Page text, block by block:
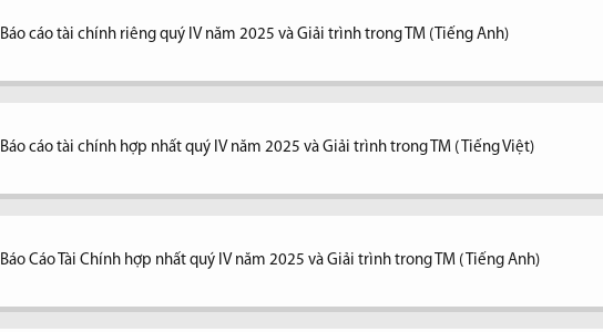
Báo cáo tài chính riêng quý IV năm 2025 và Giải trình trong TM (Tiếng Anh)
Báo cáo tài chính hợp nhất quý IV năm 2025 và Giải trình trong TM ( Tiếng Việt)
Báo Cáo Tài Chính hợp nhất quý IV năm 2025 và Giải trình trong TM ( Tiếng Anh)